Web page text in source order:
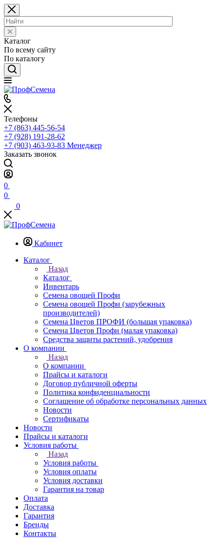
Каталог
По всему сайту
По каталогу
Телефоны
+7 (863) 445-56-54
+7 (928) 191-28-62
+7 (903) 463-93-83 Менеджер
Заказать звонок
0
0
0
Кабинет
Каталог
Назад
Каталог
Инвентарь
Семена овощей Профи
Семена овощей Профи (зарубежных
производителей)
Семена Цветов ПРОФИ (большая упаковка)
Семена Цветов Профи (малая упаковка)
Средства защиты растений, удобрения
О компании
Назад
О компании
Прайсы и каталоги
Договор публичной оферты
Политика конфиденциальности
Соглашение об обработке персональных данных
Новости
Сертификаты
Новости
Прайсы и каталоги
Условия работы
Назад
Условия работы
Условия оплаты
Условия доставки
Гарантия на товар
Оплата
Доставка
Гарантия
Бренды
Контакты